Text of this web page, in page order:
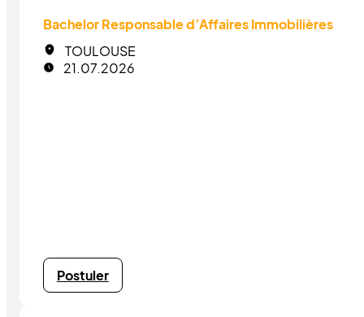
Bachelor Responsable d’Affaires Immobilières
TOULOUSE
21.07.2026
Postuler